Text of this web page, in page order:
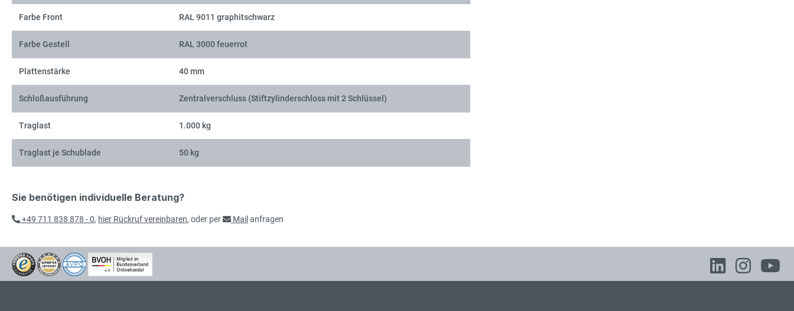
Farbe Front RAL 9011 graphitschwarz
Farbe Gestell RAL 3000 feuerrot
Plattenstärke 40 mm
Schloßausführung Zentralverschluss (Stiftzylinderschloss mit 2 Schlüssel)
Traglast 1.000 kg
Traglast je Schublade 50 kg
Sie benötigen individuelle Beratung?
+49 711 838 878 - 0, hier Rückruf vereinbaren, oder per Mail anfragen